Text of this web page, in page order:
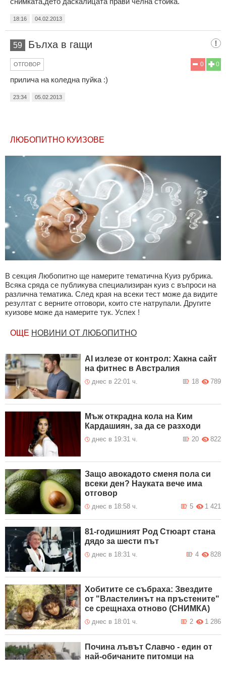
18:16 04.02.2013
59 Бълха в гащи
0
0
ОТГОВОР
прилича на коледна пуйка :)
23:34 05.02.2013
ЛЮБОПИТНО КУИЗОВЕ
В секция Любопитно ще намерите тематична Куиз рубрика.
Всяка сряда се публикува специализиран куиз с въпроси на
различна тематика. След края на всеки тест може да видите
резултат с верните отговори, които сте натрупали. Другите
куизове може да намерите тук. Успех !
ОЩЕ НОВИНИ ОТ ЛЮБОПИТНО
AI излезе от контрол: Хакна сайт
на фитнес в Австралия
днес в 22:01 ч. 789
18
Мъж открадна кола на Ким
Кардашиян, за да се разходи
днес в 19:31 ч. 822
20
Защо авокадото сменя пола си
всеки ден? Науката вече има
отговор
днес в 18:58 ч. 1 421
5
81-годишният Род Стюарт стана
дядо за шести път
днес в 18:31 ч. 828
4
Хобитите се събраха: Звездите
от "Властелинът на пръстените"
се срещнаха отново (СНИМКA)
днес в 18:01 ч. 1 286
2
Почина лъвът Славчо - един от
най-обичаните питомци на